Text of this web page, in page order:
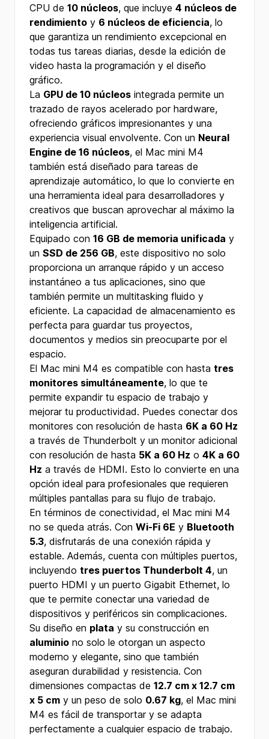
CPU de 10 núcleos, que incluye 4 núcleos de
rendimiento y 6 núcleos de eficiencia, lo
que garantiza un rendimiento excepcional en
todas tus tareas diarias, desde la edición de
video hasta la programación y el diseño
gráfico.
La GPU de 10 núcleos integrada permite un
trazado de rayos acelerado por hardware,
ofreciendo gráficos impresionantes y una
experiencia visual envolvente. Con un Neural
Engine de 16 núcleos, el Mac mini M4
también está diseñado para tareas de
aprendizaje automático, lo que lo convierte en
una herramienta ideal para desarrolladores y
creativos que buscan aprovechar al máximo la
inteligencia artificial.
Equipado con 16 GB de memoria unificada y
un SSD de 256 GB, este dispositivo no solo
proporciona un arranque rápido y un acceso
instantáneo a tus aplicaciones, sino que
también permite un multitasking fluido y
eficiente. La capacidad de almacenamiento es
perfecta para guardar tus proyectos,
documentos y medios sin preocuparte por el
espacio.
El Mac mini M4 es compatible con hasta tres
monitores simultáneamente, lo que te
permite expandir tu espacio de trabajo y
mejorar tu productividad. Puedes conectar dos
monitores con resolución de hasta 6K a 60 Hz
a través de Thunderbolt y un monitor adicional
con resolución de hasta 5K a 60 Hz o 4K a 60
Hz a través de HDMI. Esto lo convierte en una
opción ideal para profesionales que requieren
múltiples pantallas para su flujo de trabajo.
En términos de conectividad, el Mac mini M4
no se queda atrás. Con Wi-Fi 6E y Bluetooth
5.3, disfrutarás de una conexión rápida y
estable. Además, cuenta con múltiples puertos,
incluyendo tres puertos Thunderbolt 4, un
puerto HDMI y un puerto Gigabit Ethernet, lo
que te permite conectar una variedad de
dispositivos y periféricos sin complicaciones.
Su diseño en plata y su construcción en
aluminio no solo le otorgan un aspecto
moderno y elegante, sino que también
aseguran durabilidad y resistencia. Con
dimensiones compactas de 12.7 cm x 12.7 cm
x 5 cm y un peso de solo 0.67 kg, el Mac mini
M4 es fácil de transportar y se adapta
perfectamente a cualquier espacio de trabajo.